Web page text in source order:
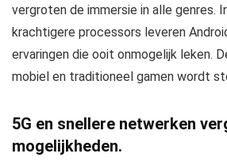
vergroten de immersie in alle genres.
krachtigere processors leveren
ervaringen die ooit onmogelijk leken.
mobiel en traditioneel gamen wordt
5G en snellere netwerken
mogelijkheden.